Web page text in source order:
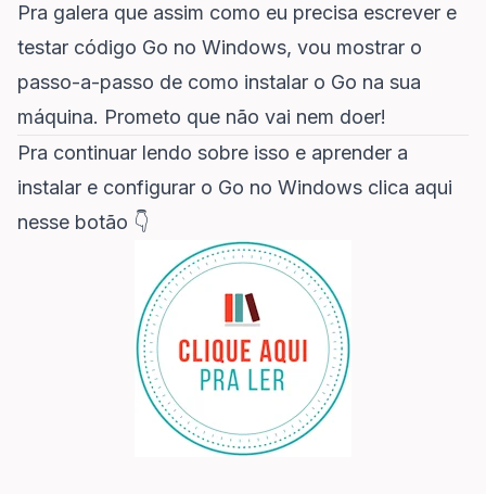
Pra galera que assim como eu precisa escrever e
testar código Go no Windows, vou mostrar o
passo-a-passo de como instalar o Go na sua
máquina. Prometo que não vai nem doer!
Pra continuar lendo sobre isso e aprender a
instalar e configurar o Go no Windows clica aqui
nesse botão 👇